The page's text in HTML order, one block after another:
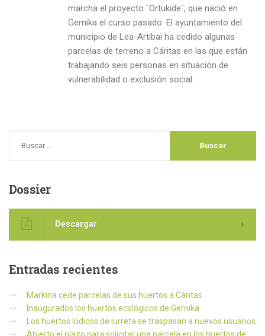
marcha el proyecto `Ortukide´, que nació en
Gernika el curso pasado. El ayuntamiento del
municipio de Lea-Artibai ha cedido algunas
parcelas de terreno a Cáritas en las que están
trabajando seis personas en situación de
vulnerabilidad o exclusión social.
Dossier
Descargar
Entradas recientes
Markina cede parcelas de sus huertos a Cáritas
Inaugurados los huertos ecológicos de Gernika
Los huertos lúdicos de Iurreta se traspasan a nuevos usuarios
Abierto el plazo para solicitar una parcela en los huertos de